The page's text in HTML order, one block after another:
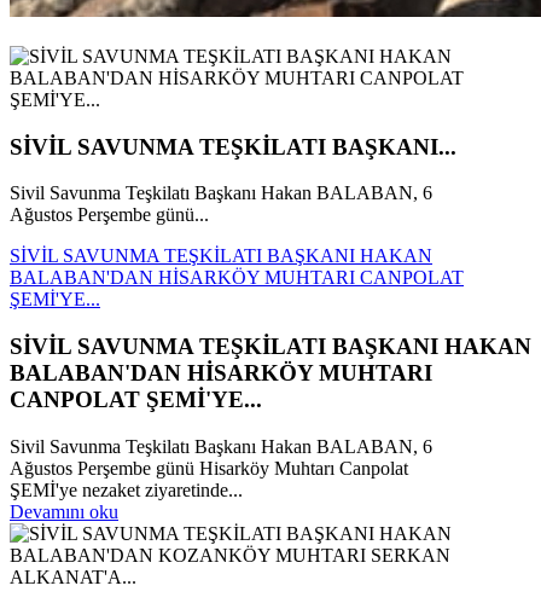
SİVİL SAVUNMA TEŞKİLATI BAŞKANI...
Sivil Savunma Teşkilatı Başkanı Hakan BALABAN, 6
Ağustos Perşembe günü...
SİVİL SAVUNMA TEŞKİLATI BAŞKANI HAKAN
BALABAN'DAN HİSARKÖY MUHTARI CANPOLAT
ŞEMİ'YE...
SİVİL SAVUNMA TEŞKİLATI BAŞKANI HAKAN
BALABAN'DAN HİSARKÖY MUHTARI
CANPOLAT ŞEMİ'YE...
Sivil Savunma Teşkilatı Başkanı Hakan BALABAN, 6
Ağustos Perşembe günü Hisarköy Muhtarı Canpolat
ŞEMİ'ye nezaket ziyaretinde...
Devamını oku